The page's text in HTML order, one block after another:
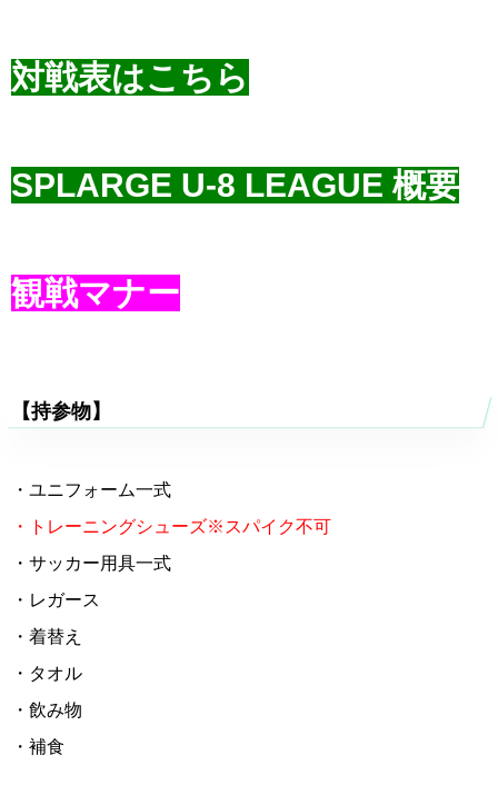
対戦表はこちら
SPLARGE U-8 LEAGUE 概要
観戦マナー
【持参物】
・ユニフォーム一式
・トレーニングシューズ※スパイク不可
・サッカー用具一式
・レガース
・着替え
・タオル
・飲み物
・補食